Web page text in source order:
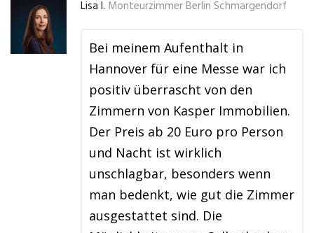
Lisa I. Monteurzimmer Berlin Schmargendorf
Bei meinem Aufenthalt in
Hannover für eine Messe war ich
positiv überrascht von den
Zimmern von Kasper Immobilien.
Der Preis ab 20 Euro pro Person
und Nacht ist wirklich
unschlagbar, besonders wenn
man bedenkt, wie gut die Zimmer
ausgestattet sind. Die